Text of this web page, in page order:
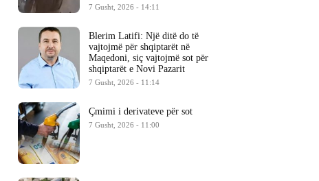
7 Gusht, 2026 - 14:11
Blerim Latifi: Një ditë do të
vajtojmë për shqiptarët në
Maqedoni, siç vajtojmë sot për
shqiptarët e Novi Pazarit
7 Gusht, 2026 - 11:14
Çmimi i derivateve për sot
7 Gusht, 2026 - 11:00